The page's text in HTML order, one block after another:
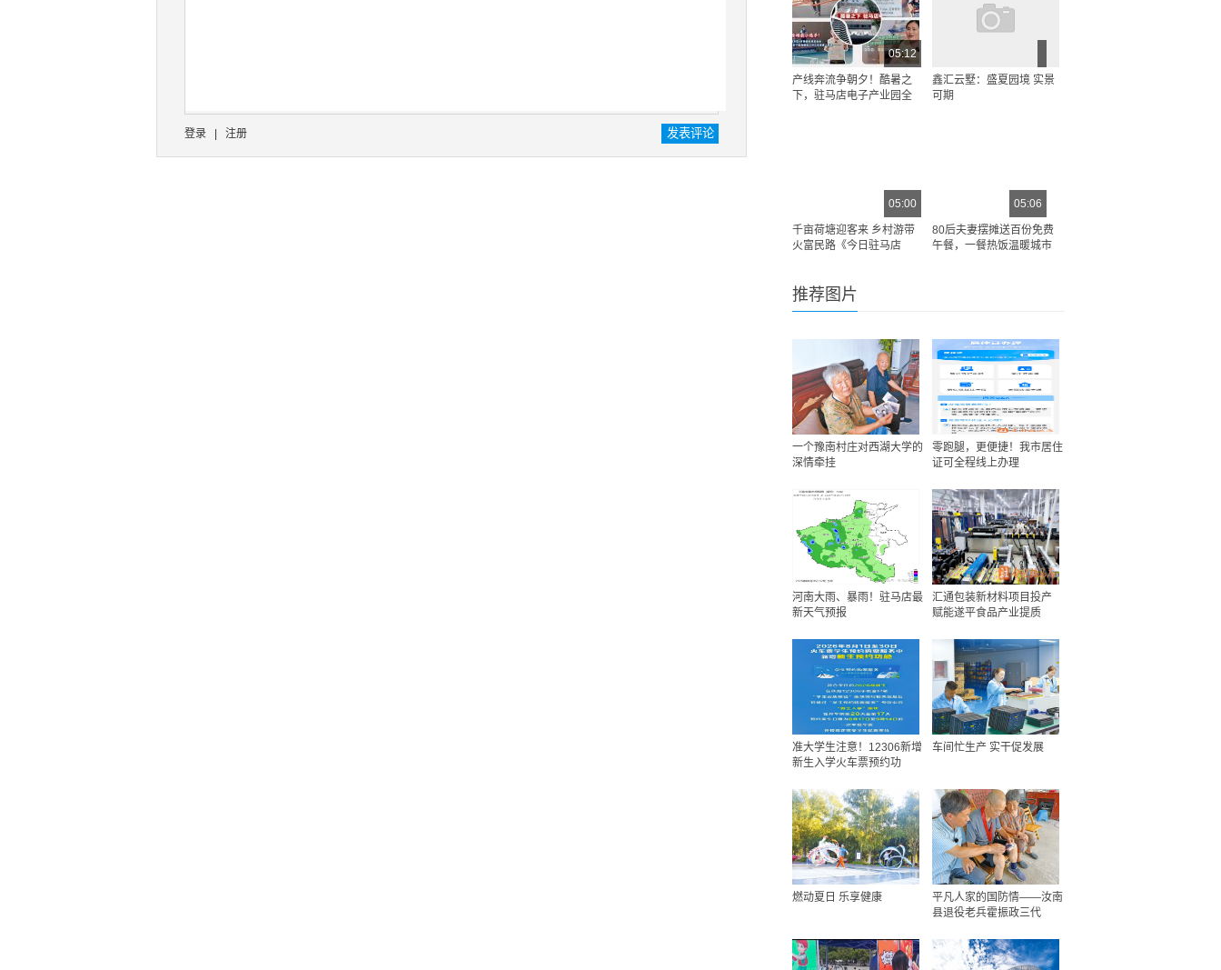
登录 注册
05:12
产线奔流争朝夕！酷暑之
下，驻马店电子产业园全
鑫汇云墅：盛夏园境 实景
可期
05:00
千亩荷塘迎客来 乡村游带
火富民路《今日驻马店
05:06
80后夫妻摆摊送百份免费
午餐，一餐热饭温暖城市
推荐图片
一个豫南村庄对西湖大学的
深情牵挂
零跑腿，更便捷！我市居住
证可全程线上办理
河南大雨、暴雨！驻马店最
新天气预报
汇通包装新材料项目投产
赋能遂平食品产业提质
准大学生注意！12306新增
新生入学火车票预约功
车间忙生产 实干促发展
燃动夏日 乐享健康
平凡人家的国防情——汝南
县退役老兵霍振政三代